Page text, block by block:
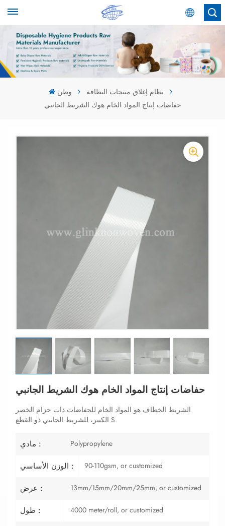
عربي
English
عربي
وطن
نظام إغلاق منتجات النظافة
حفاضات إنتاج المواد الخام هوك الشريط الجانبي
حفاضات إنتاج المواد الخام هوك الشريط الجانبي
الشريط الخطاف هو المواد الخام للحفاضات ذات حزام الخصر
الكبير، للشريط الجانبي ذو القطع S.
مادي : Polypropylene
الوزن الأساسي : 90-110gsm, or customized
عرض : 13mm/15mm/20mm/25mm, or customized
طول : 4000 meter/roll, or customized